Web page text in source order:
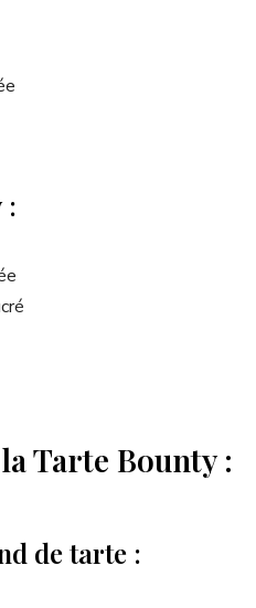
:
Tarte Bounty :
de tarte :